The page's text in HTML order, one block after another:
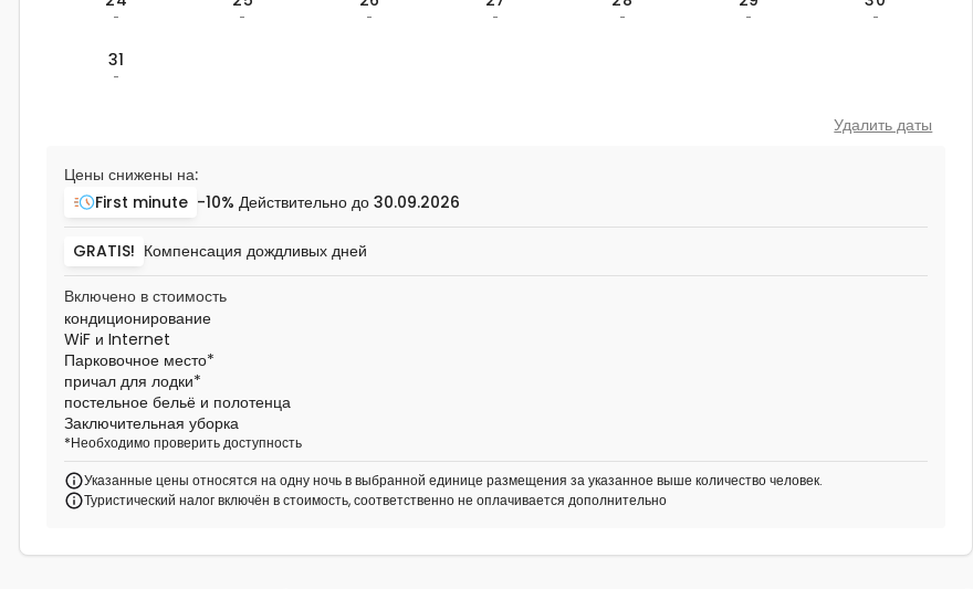
- - - - - - -
31
-
Удалить даты
Цены снижены на:
First minute -10% Действительно до 30.09.2026
GRATIS! Компенсация дождливых дней
Включено в стоимость
кондиционирование
WiF и Internet
Парковочное место*
причал для лодки*
постельное бельё и полотенца
Заключительная уборка
*Необходимо проверить доступность
Указанные цены относятся на одну ночь в выбранной единице размещения за указанное выше количество человек.
Туристический налог включён в стоимость, соответственно не оплачивается дополнительно